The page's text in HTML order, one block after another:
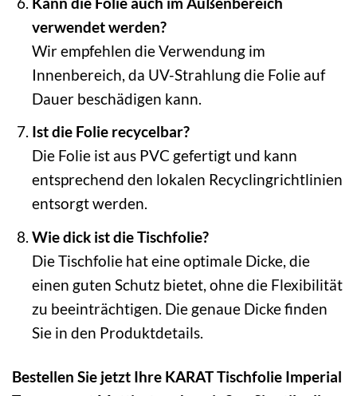
verwendet werden?
Wir empfehlen die Verwendung im
Innenbereich, da UV-Strahlung die Folie auf
Dauer beschädigen kann.
Ist die Folie recycelbar?
Die Folie ist aus PVC gefertigt und kann
entsprechend den lokalen Recyclingrichtlinien
entsorgt werden.
Wie dick ist die Tischfolie?
Die Tischfolie hat eine optimale Dicke, die
einen guten Schutz bietet, ohne die Flexibilität
zu beeinträchtigen. Die genaue Dicke finden
Sie in den Produktdetails.
Bestellen Sie jetzt Ihre KARAT Tischfolie Imperial